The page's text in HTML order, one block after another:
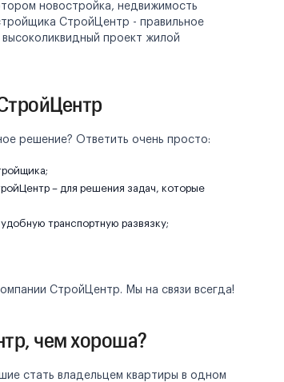
новостройка, недвижимость
СтройЦентр - правильное
проект жилой
решение? Ответить очень просто:
– для решения задач, которые
транспортную развязку;
СтройЦентр. Мы на связи всегда!
чем хороша?
стать владельцем квартиры в одном